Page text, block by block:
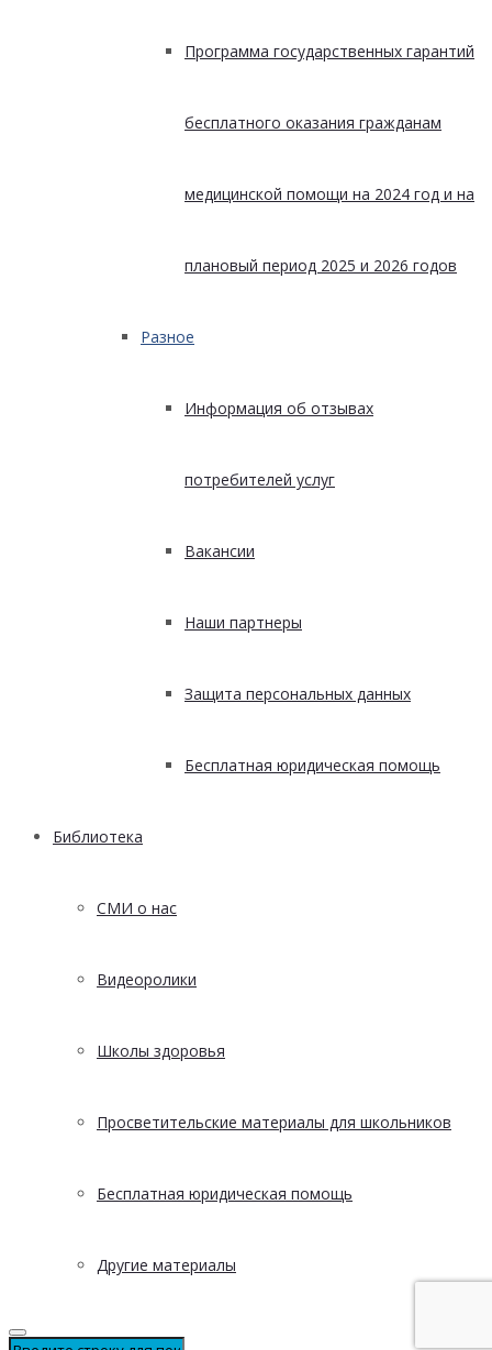
Программа государственных гарантий
бесплатного оказания гражданам
медицинской помощи на 2024 год и на
плановый период 2025 и 2026 годов
Разное
Информация об отзывах
потребителей услуг
Вакансии
Наши партнеры
Защита персональных данных
Бесплатная юридическая помощь
Библиотека
СМИ о нас
Видеоролики
Школы здоровья
Просветительские материалы для школьников
Бесплатная юридическая помощь
Другие материалы